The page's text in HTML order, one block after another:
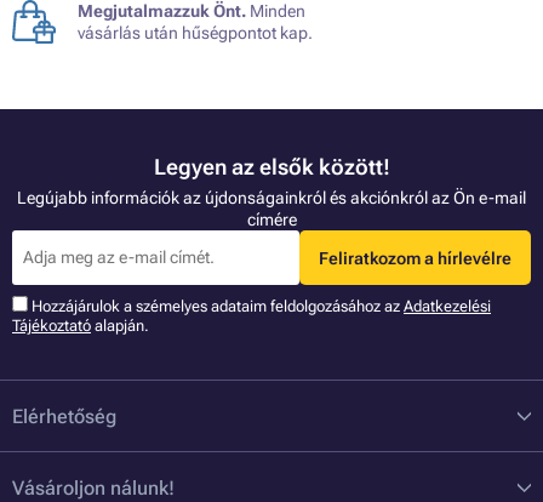
Megjutalmazzuk Önt. Minden
vásárlás után hűségpontot kap.
Legyen az elsők között!
Legújabb információk az újdonságainkról és akciónkról az Ön e-mail
címére
Feliratkozom a hírlevélre
Hozzájárulok a szémelyes adataim feldolgozásához az Adatkezelési
Tájékoztató alapján.
Elérhetőség
Vásároljon nálunk!